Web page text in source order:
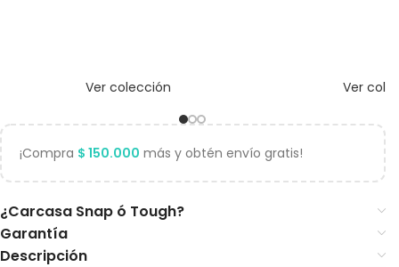
Ver colección Ver
¡Compra $ 150.000 más y obtén envío gratis!
¿Carcasa Snap ó Tough?
Garantía
Descripción